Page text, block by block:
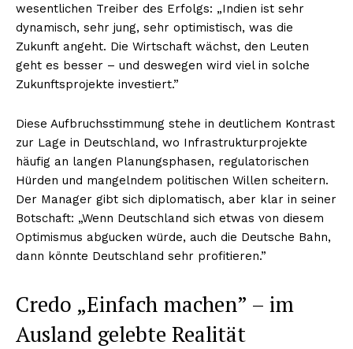
wesentlichen Treiber des Erfolgs: „Indien ist sehr
dynamisch, sehr jung, sehr optimistisch, was die
Zukunft angeht. Die Wirtschaft wächst, den Leuten
geht es besser – und deswegen wird viel in solche
Zukunftsprojekte investiert.”
Diese Aufbruchsstimmung stehe in deutlichem Kontrast
zur Lage in Deutschland, wo Infrastrukturprojekte
häufig an langen Planungsphasen, regulatorischen
Hürden und mangelndem politischen Willen scheitern.
Der Manager gibt sich diplomatisch, aber klar in seiner
Botschaft: „Wenn Deutschland sich etwas von diesem
Optimismus abgucken würde, auch die Deutsche Bahn,
dann könnte Deutschland sehr profitieren.”
Credo „Einfach machen” – im
Ausland gelebte Realität